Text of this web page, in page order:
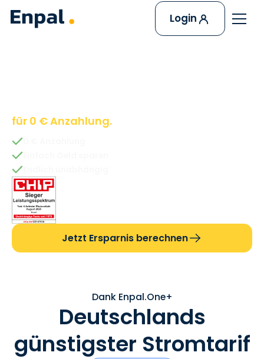
Login
für 0 € Anzahlung.
Jetzt Ersparnis berechnen
Dank Enpal.One+
Deutschlands
günstigster Stromtarif